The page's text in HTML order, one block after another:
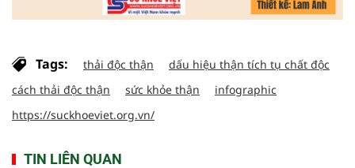
Tags: thải độc thận
dấu hiệu thận tích tụ chất độc
cách thải độc thận
sức khỏe thận
infographic
https://suckhoeviet.org.vn/
TIN LIÊN QUAN